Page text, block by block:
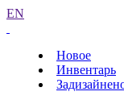
EN
Новое
Инвентарь